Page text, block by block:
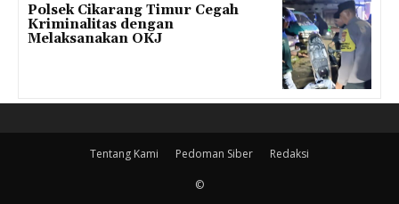
Polsek Cikarang Timur Cegah
Kriminalitas dengan
Melaksanakan OKJ
Tentang Kami Pedoman Siber Redaksi
©